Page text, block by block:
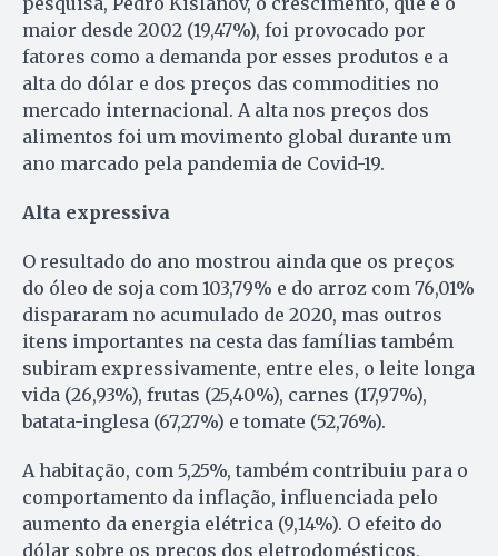
maior desde 2002 (19,47%), foi provocado por
fatores como a demanda por esses produtos e a
alta do dólar e dos preços das commodities no
mercado internacional. A alta nos preços dos
alimentos foi um movimento global durante um
ano marcado pela pandemia de Covid-19.
Alta expressiva
O resultado do ano mostrou ainda que os preços
do óleo de soja com 103,79% e do arroz com 76,01%
dispararam no acumulado de 2020, mas outros
itens importantes na cesta das famílias também
subiram expressivamente, entre eles, o leite longa
vida (26,93%), frutas (25,40%), carnes (17,97%),
batata-inglesa (67,27%) e tomate (52,76%).
A habitação, com 5,25%, também contribuiu para o
comportamento da inflação, influenciada pelo
aumento da energia elétrica (9,14%). O efeito do
dólar sobre os preços dos eletrodomésticos,